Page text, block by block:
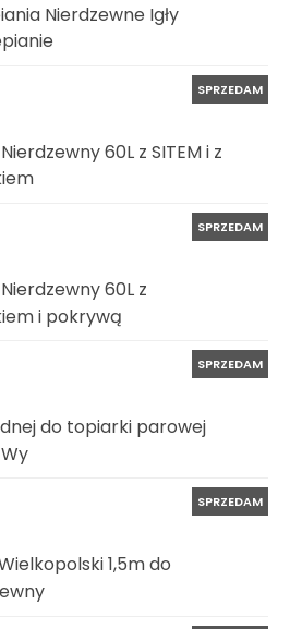
Nierdzewne Igły
SPRZEDAM
60L z SITEM i z
SPRZEDAM
60L z
i pokrywą
SPRZEDAM
do topiarki parowej
SPRZEDAM
1,5m do